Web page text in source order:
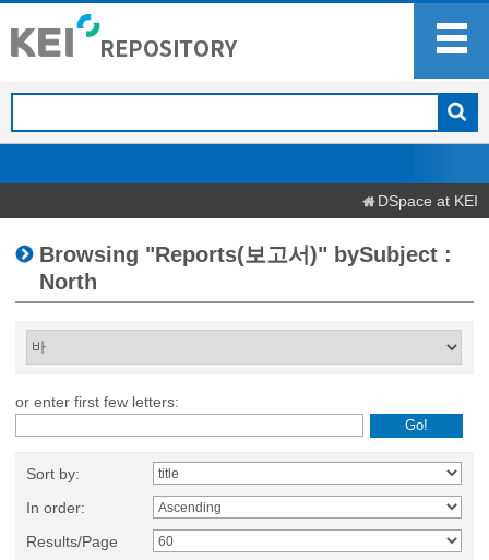
DSpace at KEI
Browsing "Reports(보고서)" bySubject :
North
or enter first few letters:
Sort by:
In order:
Results/Page